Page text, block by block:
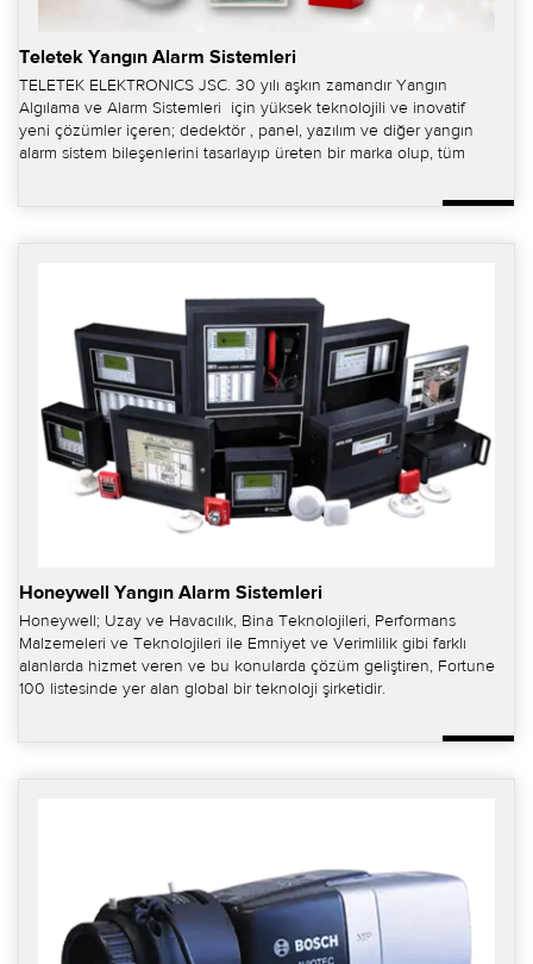
Teletek Yangın Alarm Sistemleri
TELETEK ELEKTRONICS JSC. 30 yılı aşkın zamandır Yangın
Algılama ve Alarm Sistemleri için yüksek teknolojili ve inovatif
yeni çözümler içeren; dedektör , panel, yazılım ve diğer yangın
alarm sistem bileşenlerini tasarlayıp üreten bir marka olup, tüm
Honeywell Yangın Alarm Sistemleri
Honeywell; Uzay ve Havacılık, Bina Teknolojileri, Performans
Malzemeleri ve Teknolojileri ile Emniyet ve Verimlilik gibi farklı
alanlarda hizmet veren ve bu konularda çözüm geliştiren, Fortune
100 listesinde yer alan global bir teknoloji şirketidir.